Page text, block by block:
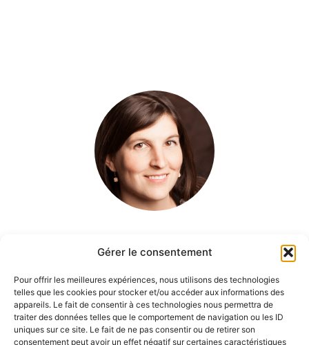
Gérer le consentement
Pour offrir les meilleures expériences, nous utilisons des technologies
telles que les cookies pour stocker et/ou accéder aux informations des
appareils. Le fait de consentir à ces technologies nous permettra de
traiter des données telles que le comportement de navigation ou les ID
uniques sur ce site. Le fait de ne pas consentir ou de retirer son
consentement peut avoir un effet négatif sur certaines caractéristiques
Julie Lemire M.A. En éducation | Coach et enseignante
en Présence Féminine
« J’accompagne les femmes qui
veulent exprimer leur vraie essence,